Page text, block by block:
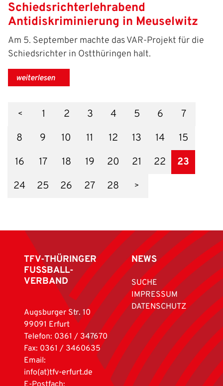
Schiedsrichterlehrabend
Antidiskriminierung in Meuselwitz
Am 5. September machte das VAR-Projekt für die
Schiedsrichter in Ostthüringen halt.
weiterlesen
1 2 3 4 5 6
7
8
9 10 11 12 13 14
15
16
17 18 19 20 21 22
23
24
25 26 27 28
TFV-THÜRINGER
FUSSBALL-
VERBAND
Augsburger Str. 10
99091 Erfurt
Telefon: 0361 / 347670
Fax: 0361 / 3460635
Email:
info(at)tfv-erfurt.de
NEWS
SUCHE
IMPRESSUM
DATENSCHUTZ